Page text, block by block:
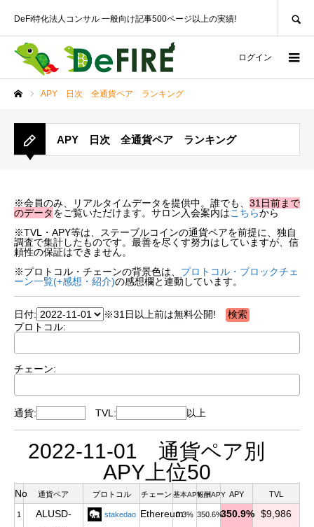
DeFi特化法人コンサル 一般向け記事500ページ以上の実績!
ログイン
APY 日次 全通貨ペア ランキング
APY 日次 全通貨ペア ランキング
※会員のみ、リアルタイムデータを提供中。誰でも、 31日前まで
のデータをご覧いただけます。サロン入会案内はこちらから
※TVL・APY等は、ステーブルコインの通貨ペアを前提に、独自
調査で集計したものです。最善を尽くす努力はしていますが、信
頼性の保証はできません。
※プロトコル・チェーンの背景色は、 プロトコル・ブロックチェ
ーン一覧(+感想・紹介)の感想欄と連動しています。
日付:
※31日以上前は無料公開!
プロトコル:
チェーン:
通貨: TVL: 以上
2022-11-01 通貨ペア別
APY上位50
No 通貨ペア プロトコル チェーン 基本APY報酬APY APY TVL
1
ALUSD-
stakedao Ethereum0.3% 350.6%350.9% $9,986